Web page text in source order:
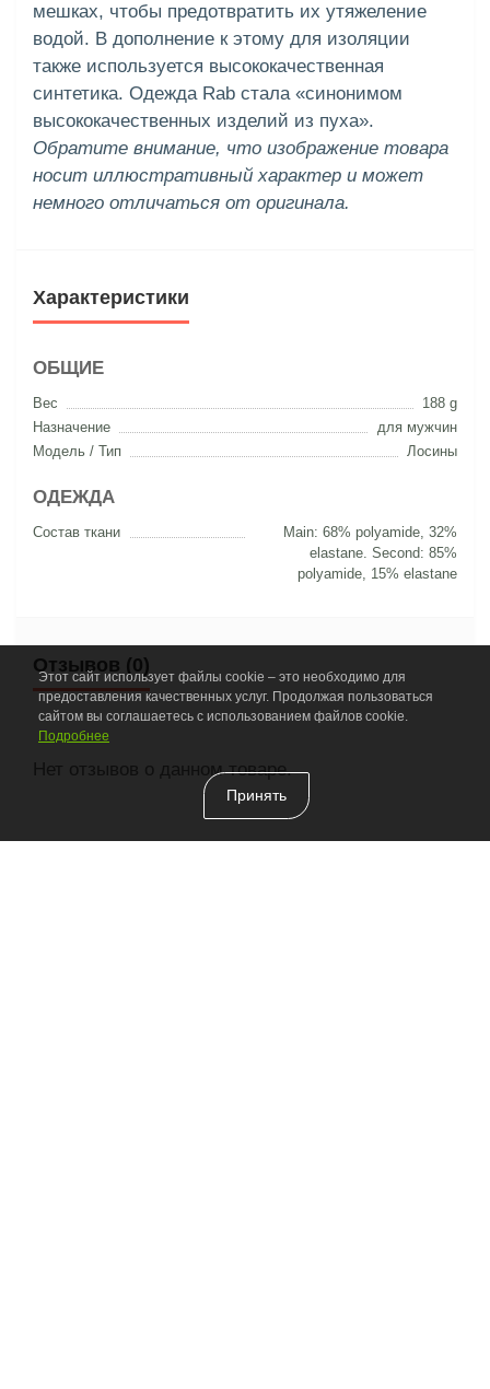
мешках, чтобы предотвратить их утяжеление
водой. В дополнение к этому для изоляции
также используется высококачественная
синтетика. Одежда Rab стала «синонимом
высококачественных изделий из пуха».
Обратите внимание, что изображение товара
носит иллюстративный характер и может
немного отличаться от оригинала.
Характеристики
ОБЩИЕ
Вес
188 g
Назначение
для мужчин
Модель / Тип
Лосины
ОДЕЖДА
Состав ткани
Main: 68% polyamide, 32%
elastane. Second: 85%
polyamide, 15% elastane
Отзывов (0)
Нет отзывов о данном товаре.
Этот сайт использует файлы cookie – это необходимо для
предоставления качественных услуг. Продолжая пользоваться
сайтом вы соглашаетесь с использованием файлов cookie.
Подробнее
Принять